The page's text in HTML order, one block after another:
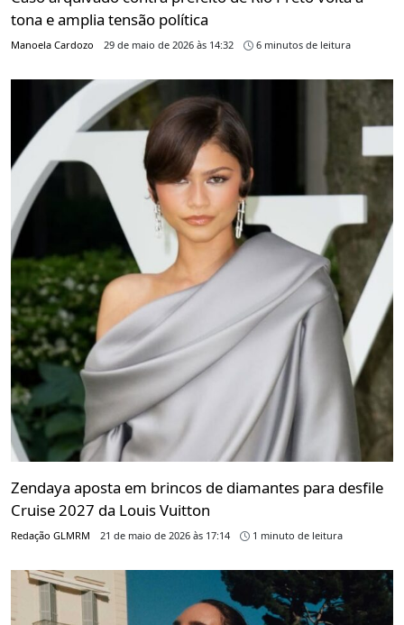
tona e amplia tensão política
Manoela Cardozo 29 de maio de 2026 às 14:32 6 minutos de leitura
Zendaya aposta em brincos de diamantes para desfile
Cruise 2027 da Louis Vuitton
Redação GLMRM 21 de maio de 2026 às 17:14 1 minuto de leitura